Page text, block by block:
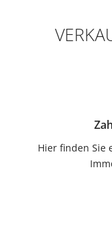
Hier finden Sie